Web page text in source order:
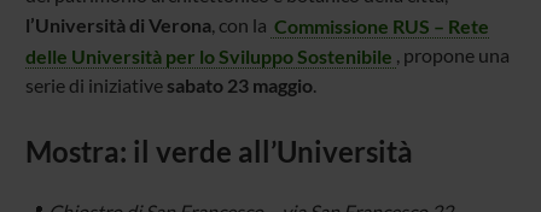
l’Università di Verona, con la Commissione RUS – Rete
delle Università per lo Sviluppo Sostenibile , propone una
serie di iniziative sabato 23 maggio.
Mostra: il verde all’Università